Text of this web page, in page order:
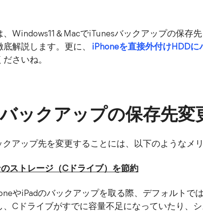
、Windows11＆MacでiTunesバックアップの保存
解説します。更に、
iPhoneを直接外付けHDDに
さいね。
バックアップの保存先変
クアップ先を変更することには、以下のようなメ
のストレージ（Cドライブ）を節約
やiPadのバックアップを取る際、デフォルトで
、Cドライブがすでに容量不足になっていたり、